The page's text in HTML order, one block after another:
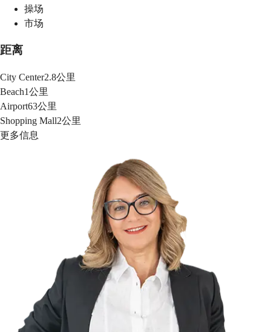
操场
市场
距离
City Center2.8公里
Beach1公里
Airport63公里
Shopping Mall2公里
更多信息